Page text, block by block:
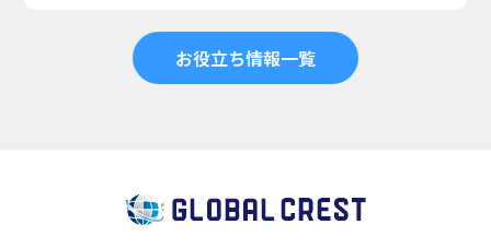
お役立ち情報一覧